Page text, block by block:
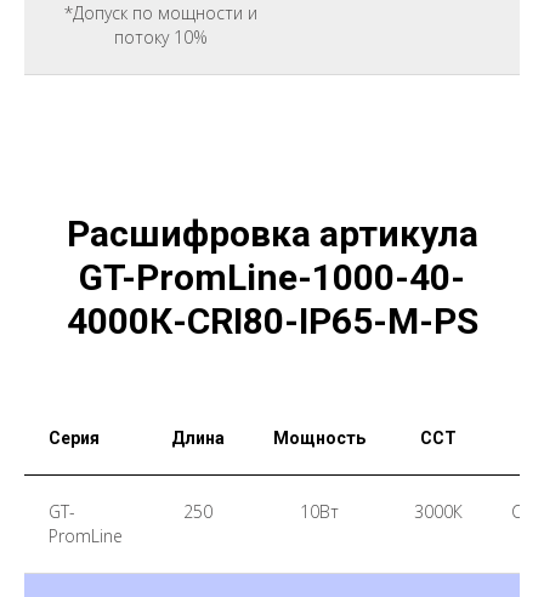
*Допуск по мощности и
потоку 10%
Расшифровка артикула
GT-PromLine-1000-40-
4000К-CRI80-IP65-M-PS
Серия Длина Мощность CCT
GT-
PromLine
250 10Вт 3000К